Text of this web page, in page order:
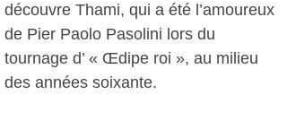
découvre Thami, qui a été l’amoureux
de Pier Paolo Pasolini lors du
tournage d’ « Œdipe roi », au milieu
des années soixante.